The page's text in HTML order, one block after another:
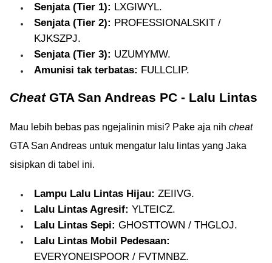
Senjata (Tier 1): LXGIWYL.
Senjata (Tier 2): PROFESSIONALSKIT /
KJKSZPJ.
Senjata (Tier 3): UZUMYMW.
Amunisi tak terbatas: FULLCLIP.
CheatGTA San Andreas PC - Lalu Lintas
Mau lebih bebas pas ngejalinin misi? Pake aja nih cheat
GTA San Andreas untuk mengatur lalu lintas yang Jaka
sisipkan di tabel ini.
Lampu Lalu Lintas Hijau: ZEIIVG.
Lalu Lintas Agresif: YLTEICZ.
Lalu Lintas Sepi: GHOSTTOWN / THGLOJ.
Lalu Lintas Mobil Pedesaan:
EVERYONEISPOOR / FVTMNBZ.